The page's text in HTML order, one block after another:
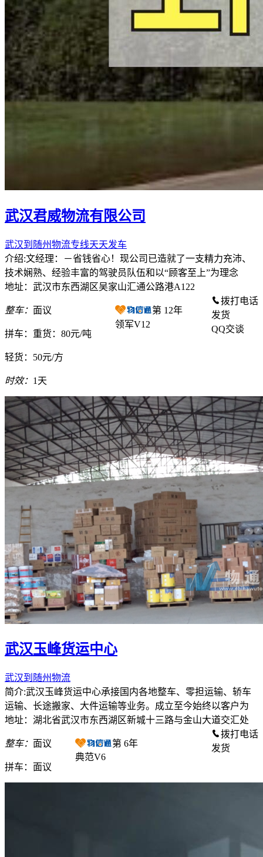
武汉君威物流有限公司
武汉到随州物流专线天天发车
介绍:文经理：－省钱省心！现公司已造就了一支精力充沛、
技术娴熟、经验丰富的驾驶员队伍和以“顾客至上”为理念
地址：武汉市东西湖区吴家山汇通公路港A122
整车： 面议
拼车： 重货：80元/吨
轻货： 50元/方
时效： 1天
第 12年
领军V12
拨打电话
发货
QQ交谈
武汉玉峰货运中心
武汉到随州物流
简介:武汉玉峰货运中心承接国内各地整车、零担运输、轿车
运输、长途搬家、大件运输等业务。成立至今始终以客户为
地址：湖北省武汉市东西湖区新城十三路与金山大道交汇处
整车： 面议
拼车： 面议
第 6年
典范V6
拨打电话
发货